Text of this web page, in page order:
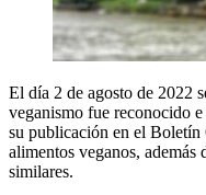
El día 2 de agosto de 2022
veganismo fue reconocido
su publicación en el
alimentos veganos, además
similares.